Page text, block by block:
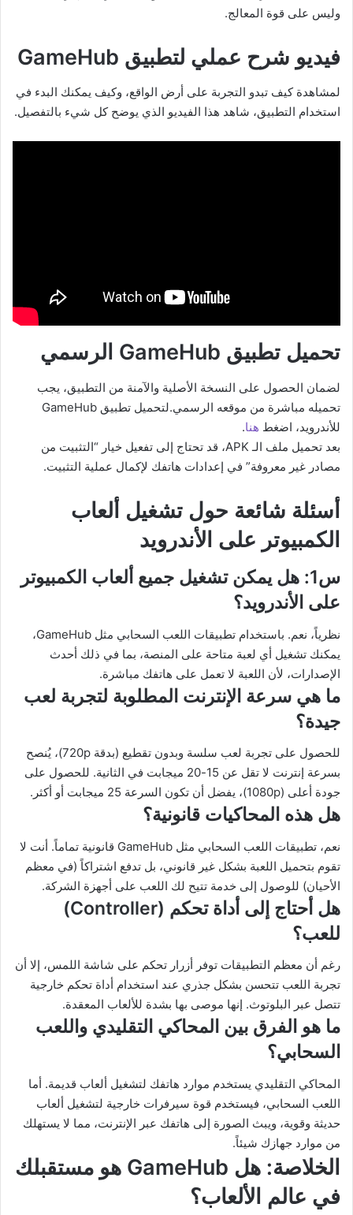
وليس على قوة المعالج.
فيديو شرح عملي لتطبيق GameHub
لمشاهدة كيف تبدو التجربة على أرض الواقع، وكيف يمكنك البدء في
استخدام التطبيق، شاهد هذا الفيديو الذي يوضح كل شيء بالتفصيل.
تحميل تطبيق GameHub الرسمي
لضمان الحصول على النسخة الأصلية والآمنة من التطبيق، يجب
تحميله مباشرة من موقعه الرسمي.لتحميل تطبيق GameHub
للأندرويد، اضغط هنا.
بعد تحميل ملف الـ APK، قد تحتاج إلى تفعيل خيار “التثبيت من
مصادر غير معروفة” في إعدادات هاتفك لإكمال عملية التثبيت.
أسئلة شائعة حول تشغيل ألعاب
الكمبيوتر على الأندرويد
س1: هل يمكن تشغيل جميع ألعاب الكمبيوتر
على الأندرويد؟
نظرياً، نعم. باستخدام تطبيقات اللعب السحابي مثل GameHub،
يمكنك تشغيل أي لعبة متاحة على المنصة، بما في ذلك أحدث
الإصدارات، لأن اللعبة لا تعمل على هاتفك مباشرة.
ما هي سرعة الإنترنت المطلوبة لتجربة لعب
جيدة؟
للحصول على تجربة لعب سلسة وبدون تقطيع (بدقة 720p)، يُنصح
بسرعة إنترنت لا تقل عن 15-20 ميجابت في الثانية. للحصول على
جودة أعلى (1080p)، يفضل أن تكون السرعة 25 ميجابت أو أكثر.
هل هذه المحاكيات قانونية؟
نعم، تطبيقات اللعب السحابي مثل GameHub قانونية تماماً. أنت لا
تقوم بتحميل اللعبة بشكل غير قانوني، بل تدفع اشتراكاً (في معظم
الأحيان) للوصول إلى خدمة تتيح لك اللعب على أجهزة الشركة.
هل أحتاج إلى أداة تحكم (Controller)
للعب؟
رغم أن معظم التطبيقات توفر أزرار تحكم على شاشة اللمس، إلا أن
تجربة اللعب تتحسن بشكل جذري عند استخدام أداة تحكم خارجية
تتصل عبر البلوتوث. إنها موصى بها بشدة للألعاب المعقدة.
ما هو الفرق بين المحاكي التقليدي واللعب
السحابي؟
المحاكي التقليدي يستخدم موارد هاتفك لتشغيل ألعاب قديمة. أما
اللعب السحابي، فيستخدم قوة سيرفرات خارجية لتشغيل ألعاب
حديثة وقوية، ويبث الصورة إلى هاتفك عبر الإنترنت، مما لا يستهلك
من موارد جهازك شيئاً.
الخلاصة: هل GameHub هو مستقبلك
في عالم الألعاب؟